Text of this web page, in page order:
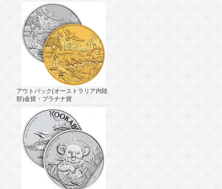
アウトバック(オーストラリア内陸
部)金貨・プラチナ貨